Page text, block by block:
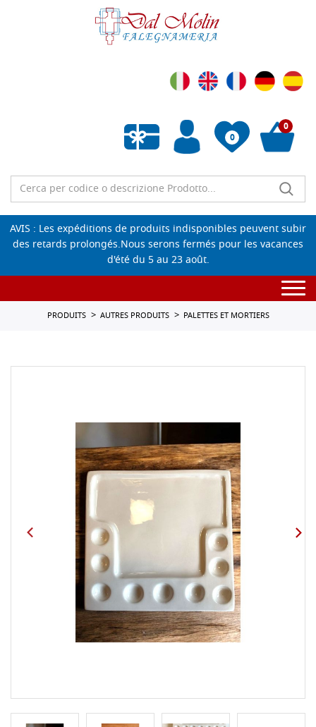
0
Liste de souhaits vide
0
AVIS : Les expéditions de produits indisponibles peuvent subir
des retards prolongés.Nous serons fermés pour les vacances
d'été du 5 au 23 août.
PRODUITS AUTRES PRODUITS PALETTES ET MORTIERS